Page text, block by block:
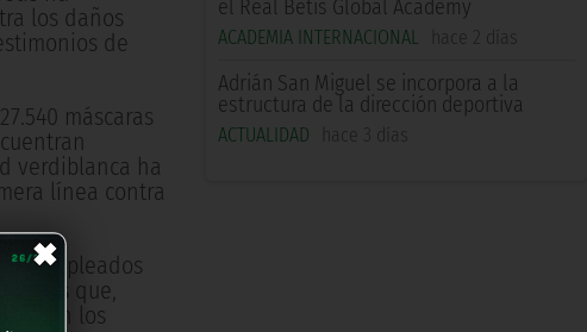
×
el Real Betis Global Academy
ACADEMIA INTERNACIONAL hace 2 días
Adrián San Miguel se incorpora a la
estructura de la dirección deportiva
ACTUALIDAD hace 3 días
los daños
de
máscaras
verdiblanca ha
línea contra
empleados
que,
con los